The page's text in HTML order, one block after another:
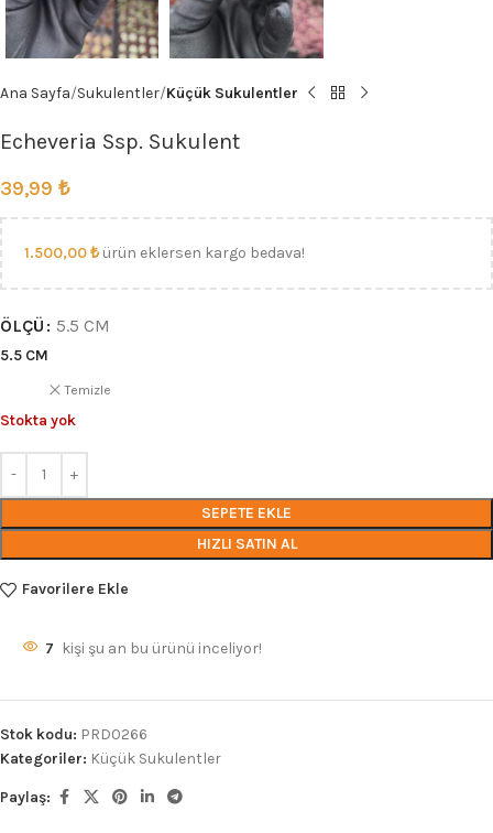
Ana Sayfa Sukulentler Küçük Sukulentler
Echeveria Ssp. Sukulent
39,99 ₺
1.500,00₺ ürün eklersen kargo bedava!
ÖLÇÜ 5.5 CM
5.5 CM
Temizle
Stokta yok
SEPETE EKLE
HIZLI SATIN AL
Favorilere Ekle
7 kişi şu an bu ürünü inceliyor!
Stok kodu: PRD0266
Kategoriler: Küçük Sukulentler
Paylaş: